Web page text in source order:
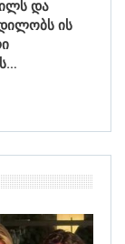
და
ის